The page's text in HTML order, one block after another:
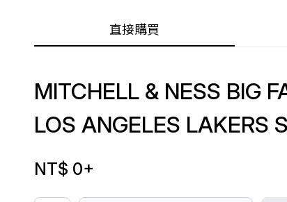
直接購買
MITCHELL & NESS BIG
LOS ANGELES LAKERS
NT$ 0+